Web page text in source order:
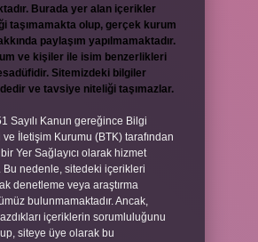
Burada yer alan içerikler
taşımamakta olup, gerçek kurum
paylaşım yapılmamaktadır.
ve kişiler ile isim benzerlikleri
Sitemizdeki bilgiler
ve tavsiye niteliği taşımazlar.
Sayılı Kanun gereğince Bilgi
İletişim Kurumu (BTK) tarafından
Yer Sağlayıcı olarak hizmet
Bu nedenle, sitedeki içerikleri
denetleme veya araştırma
bulunmamaktadır. Ancak,
içeriklerin sorumluluğunu
siteye üye olarak bu